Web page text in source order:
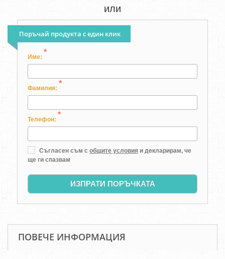
или
Поръчай продукта с един клик
Име:
*
Фамилия:
*
Телефон:
*
Съгласен съм с общите условия и декларирам, че
ще ги спазвам
ИЗПРАТИ ПОРЪЧКАТА
ПОВЕЧЕ ИНФОРМАЦИЯ